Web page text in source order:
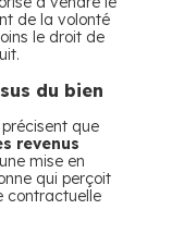
de la volonté
le droit de
du bien
que
revenus
mise en
qui perçoit
contractuelle